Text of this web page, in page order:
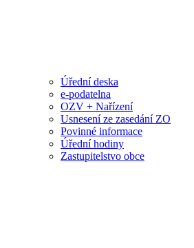
Úřední deska
e-podatelna
OZV + Nařízení
Usnesení ze zasedání ZO
Povinné informace
Úřední hodiny
Zastupitelstvo obce